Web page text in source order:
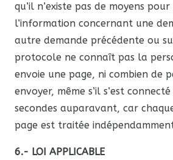
qu’il n’existe pas de moyens
l’information concernant une
autre demande précédente ou
protocole ne connaît pas la
envoie une page, ni combien de
envoyer, même s’il s’est
secondes auparavant, car
page est traitée
6.- LOI APPLICABLE